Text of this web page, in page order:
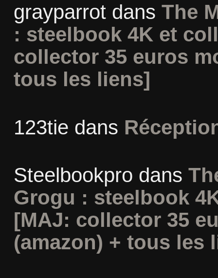
grayparrotdans The
: steelbook 4K et
collector 35 euros
tous les liens]
123tie dans
Steelbookpro dans
Grogu : steelbook
[MAJ: collector 35
(amazon) + tous les